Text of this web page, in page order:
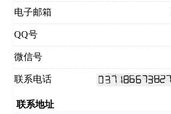
电子邮箱
QQ号
微信号
联系电话
联系地址